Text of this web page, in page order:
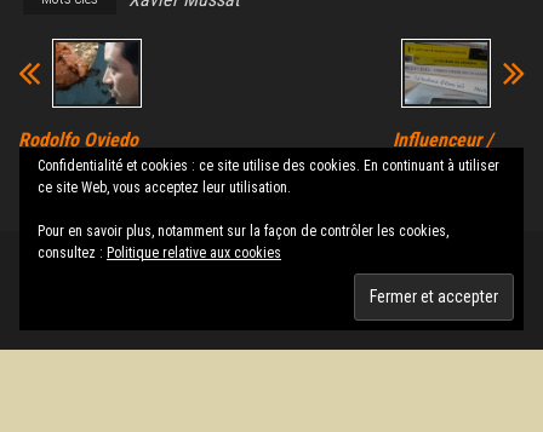
Rodolfo Oviedo
Vega, l’artiste
arpenteur
Influenceur /
Désinfluenceur
Thème :Envo Magazine
Confidentialité et cookies : ce site utilise des cookies. En continuant à utiliser
ce site Web, vous acceptez leur utilisation.
Pour en savoir plus, notamment sur la façon de contrôler les cookies,
consultez : Politique relative aux cookies